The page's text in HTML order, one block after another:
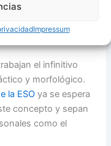
Impressum
forma base. Más
el infinitivo
y morfológico.
la ESO ya se espera
concepto y sepan
como el